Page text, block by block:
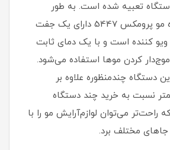
تعبیه شده است. به طور
خلاصه حالت‌دهنده مو پرومکس 5447 دارای یک جفت
کننده است و با یک دمای ثابت
کردن موها استفاده می‌شود.
دستگاه چندمنظوره علاوه بر
نسبت به خرید چند دستگاه
می‌توان لوازم‌آرایش مو را با
مختلف برد.